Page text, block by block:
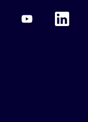
PinterestAccor Youtube
Accor